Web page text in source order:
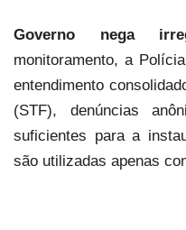
Governo nega
monitoramento, a
entendimento
(STF), denúncias
suficientes para a
são utilizadas apenas